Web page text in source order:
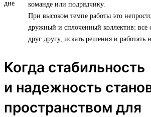
команде или подрядчику.
При высоком темпе работы это
дружный и сплоченный коллектив: все
друг другу, искать решения и работать
Когда стабильность
и надежность
пространством для